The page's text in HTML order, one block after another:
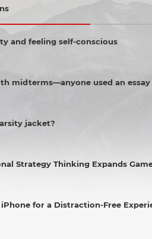
and feeling self-conscious
midterms—anyone used an essay
jacket?
Strategy Thinking Expands
for a Distraction-Free